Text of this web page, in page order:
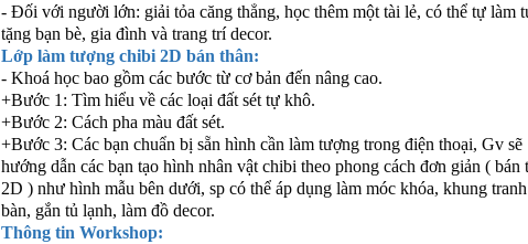
- Đối với người lớn: giải tỏa căng thẳng, học thêm một tài lẻ, có thể tự làm
tặng bạn bè, gia đình và trang trí decor.
Lớp làm tượng chibi 2D bán thân:
- Khoá học bao gồm các bước từ cơ bản đến nâng cao.
+Bước 1: Tìm hiểu về các loại đất sét tự khô.
+Bước 2: Cách pha màu đất sét.
+Bước 3: Các bạn chuẩn bị sẵn hình cần làm tượng trong điện thoại, Gv sẽ
hướng dẫn các bạn tạo hình nhân vật chibi theo phong cách đơn giản ( bán
2D ) như hình mẫu bên dưới, sp có thể áp dụng làm móc khóa, khung
bàn, gắn tủ lạnh, làm đồ decor.
Thông tin Workshop: